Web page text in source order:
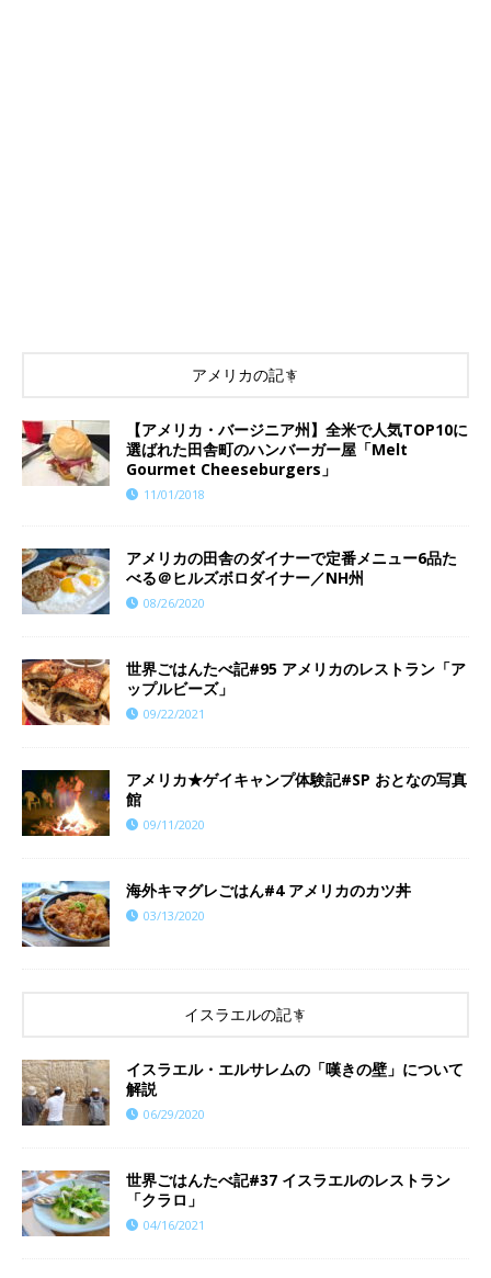
アメリカの記事
【アメリカ・バージニア州】全米で人気TOP10に
選ばれた田舎町のハンバーガー屋「Melt
Gourmet Cheeseburgers」
11/01/2018
アメリカの田舎のダイナーで定番メニュー6品た
べる＠ヒルズボロダイナー／NH州
08/26/2020
世界ごはんたべ記#95 アメリカのレストラン「ア
ップルビーズ」
09/22/2021
アメリカ★ゲイキャンプ体験記#SP おとなの写真
館
09/11/2020
海外キマグレごはん#4 アメリカのカツ丼
03/13/2020
イスラエルの記事
イスラエル・エルサレムの「嘆きの壁」について
解説
06/29/2020
世界ごはんたべ記#37 イスラエルのレストラン
「クラロ」
04/16/2021